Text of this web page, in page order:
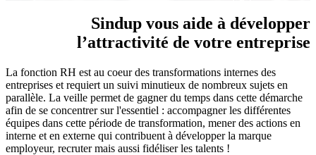
Sindup vous aide à développer
l’attractivité de votre entreprise
La fonction RH est au coeur des transformations internes des
entreprises et requiert un suivi minutieux de nombreux sujets en
parallèle. La veille permet de gagner du temps dans cette démarche
afin de se concentrer sur l'essentiel : accompagner les différentes
équipes dans cette période de transformation, mener des actions en
interne et en externe qui contribuent à développer la marque
employeur, recruter mais aussi fidéliser les talents !